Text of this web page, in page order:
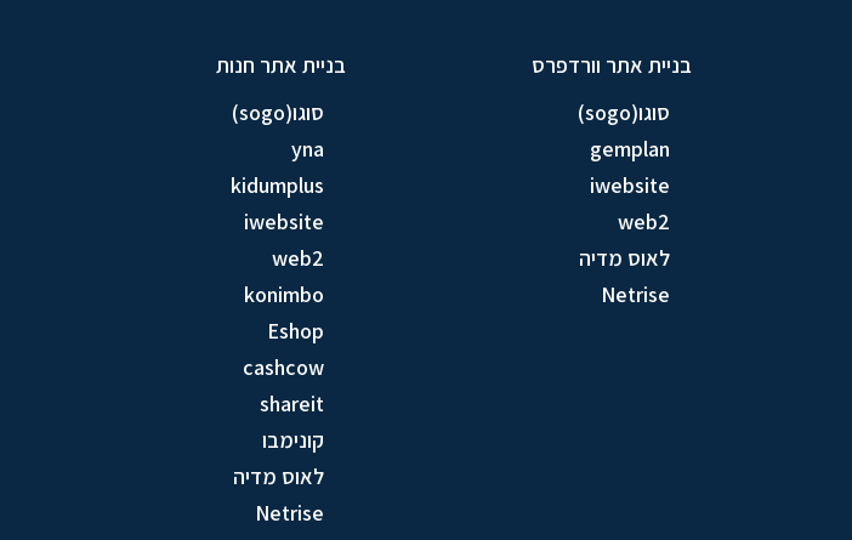
בניית אתר וורדפרס
סוגו(sogo)
gemplan
iwebsite
web2
לאוס מדיה
Netrise
בניית אתר חנות
סוגו(sogo)
yna
kidumplus
iwebsite
web2
konimbo
Eshop
cashcow
shareit
קונימבו
לאוס מדיה
Netrise